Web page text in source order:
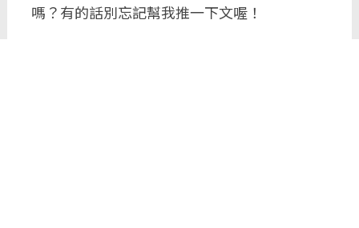
嗎？有的話別忘記幫我推一下文喔！